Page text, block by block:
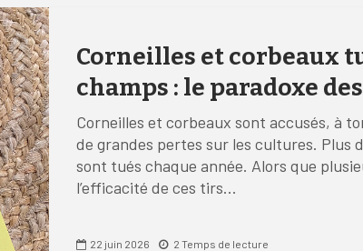
Corneilles et corbeaux
champs : le paradoxe
Corneilles et corbeaux sont accusés, à
de grandes pertes sur les cultures. Plus
sont tués chaque année. Alors que
l’efficacité de ces tirs...
22 juin 2026 2 Temps de lecture